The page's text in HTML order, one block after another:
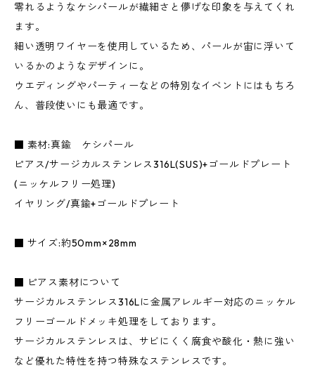
零れるようなケシパールが繊細さと儚げな印象を与えてくれ
ます。
細い透明ワイヤーを使用しているため、パールが宙に浮いて
いるかのようなデザインに。
ウエディングやパーティーなどの特別なイベントにはもちろ
ん、普段使いにも最適です。
■ 素材:真鍮 ケシパール
ピアス/サージカルステンレス316L(SUS)+ゴールドプレート
(ニッケルフリー処理)
イヤリング/真鍮+ゴールドプレート
■ サイズ:約50mm×28mm
■ ピアス素材について
サージカルステンレス316Lに金属アレルギー対応のニッケル
フリーゴールドメッキ処理をしております。
サージカルステンレスは、サビにくく腐食や酸化・熱に強い
など優れた特性を持つ特殊なステンレスです。